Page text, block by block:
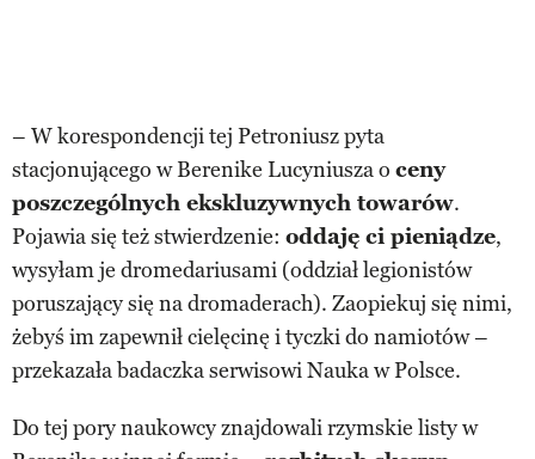
– W korespondencji tej Petroniusz pyta
stacjonującego w Berenike Lucyniusza o ceny
poszczególnych ekskluzywnych towarów.
Pojawia się też stwierdzenie: oddaję ci pieniądze,
wysyłam je dromedariusami (oddział legionistów
poruszający się na dromaderach). Zaopiekuj się nimi,
żebyś im zapewnił cielęcinę i tyczki do namiotów –
przekazała badaczka serwisowi Nauka w Polsce.
Do tej pory naukowcy znajdowali rzymskie listy w